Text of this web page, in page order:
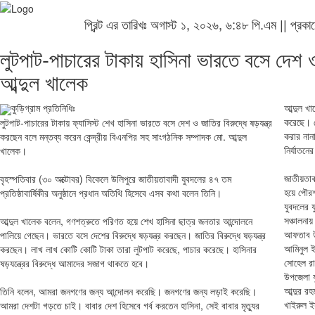
প্রিন্ট এর তারিখঃ অগাস্ট ১, ২০২৬, ৬:৪৮ পি.এম ||
‎লুটপাট-পাচারের টাকায় হাসিনা ভারতে বসে
আব্দুল খালেক ‎
‎কুড়িগ্রাম প্রতিনিধিঃ
‎লুটপাট-পাচারের টাকায় ফ্যাসিস্ট শেখ হাসিনা ভারতে বসে দেশ ও জাতির বিরুদ্ধে ষড়যন্ত্র
করছেন বলে মন্তব্য করেন কেন্দ্রীয় বিএনপির সহ সাংগঠনিক সম্পাদক মো. আব্দুল
খালেক।
‎বৃহস্পতিবার (৩০ অক্টোবর) বিকেলে উলিপুরে জাতীয়তাবাদী যুবদলের ৪৭ তম
প্রতিষ্ঠাবার্ষিকীর অনুষ্ঠানে প্রধান অতিথি হিসেবে এসব কথা বলেন তিনি।
‎আব্দুল খালেক বলেন, গণশত্রুতে পরিণত হয়ে শেখ হাসিনা ছাত্র জনতার আন্দোলনে
পালিয়ে গেছেন। ভারতে বসে দেশের বিরুদ্ধে ষড়যন্ত্র করছেন। জাতির বিরুদ্ধে ষড়যন্ত্র
করছেন। লাখ লাখ কোটি কোটি টাকা তারা লুটপাট করেছে, পাচার করেছে। হাসিনার
ষড়যন্ত্রের বিরুদ্ধে আমাদের সজাগ থাকতে হবে।
‎তিনি বলেন, আমরা জনগণের জন্য আন্দোলন করেছি। জনগণের জন্য লড়াই করেছি।
আমরা দেশটা গড়তে চাই। বাবার দেশ হিসেবে গর্ব করতেন হাসিনা, সেই বাবার মৃত্যুর
‎আব্দুল
করেছে।
করার
হয়ে
যুবদলের
আফতাব
আমিনুল
সোহেল
উপজেলা
আব্দুর
খাইরুল